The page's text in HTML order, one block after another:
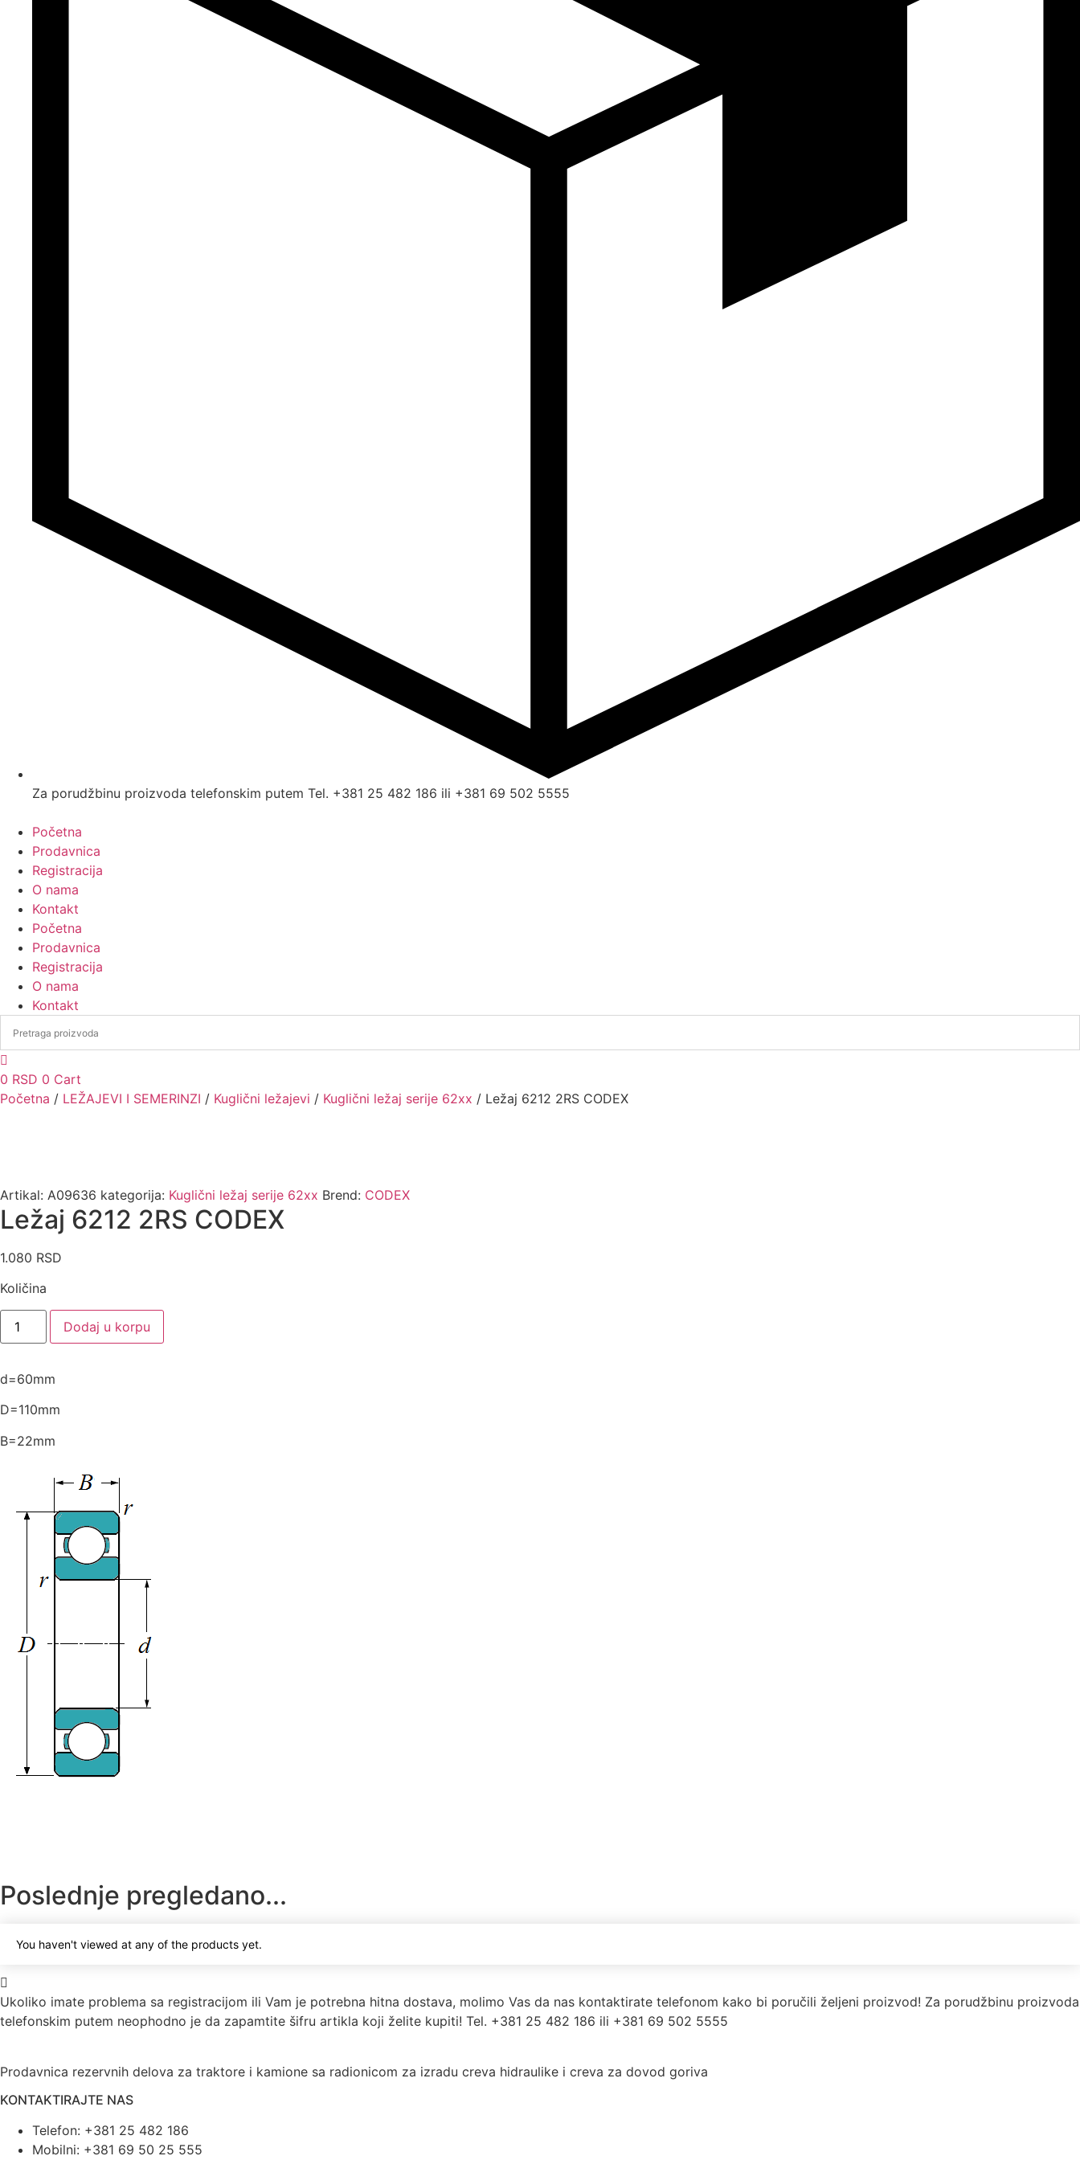
Za porudžbinu proizvoda telefonskim putem Tel. +381 25 482 186 ili +381 69 502 5555
Početna
Prodavnica
Registracija
O nama
Kontakt
Početna
Prodavnica
Registracija
O nama
Kontakt
0 RSD 0 Cart
Početna / LEŽAJEVI I SEMERINZI / Kuglični ležajevi / Kuglični ležaj serije 62xx / Ležaj 6212 2RS CODEX
Artikal: A09636 kategorija: Kuglični ležaj serije 62xx Brend: CODEX
Ležaj 6212 2RS CODEX
1.080 RSD
Količina
Ležaj
6212
2RS
Dodaj u korpu
d=60mm
D=110mm
B=22mm
Poslednje pregledano...
You haven't viewed at any of the products yet.
Ukoliko imate problema sa registracijom ili Vam je potrebna hitna dostava, molimo Vas da nas kontaktirate telefonom kako bi poručili željeni proizvod! Za porudžbinu proizvoda
telefonskim putem neophodno je da zapamtite šifru artikla koji želite kupiti! Tel. +381 25 482 186 ili +381 69 502 5555
Prodavnica rezervnih delova za traktore i kamione sa radionicom za izradu creva hidraulike i creva za dovod goriva
KONTAKTIRAJTE NAS
Telefon: +381 25 482 186
Mobilni: +381 69 50 25 555